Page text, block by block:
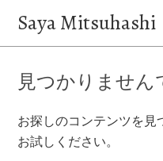
Saya Mitsuhashi
見つかりません
お探しのコンテンツを見
お試しください。